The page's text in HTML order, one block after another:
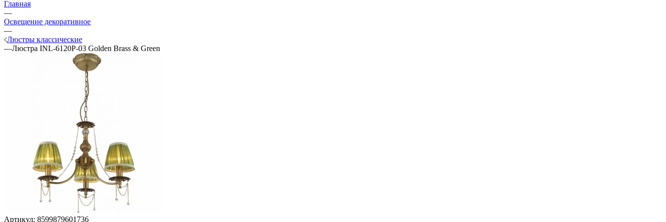
Главная
—
Освещение декоративное
—
Люстры классические
—Люстра INL-6120P-03 Golden Brass & Green
Артикул: 8599879601736